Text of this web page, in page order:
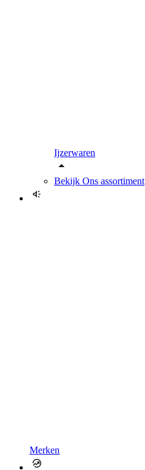
Ijzerwaren
Bekijk Ons assortiment
Merken